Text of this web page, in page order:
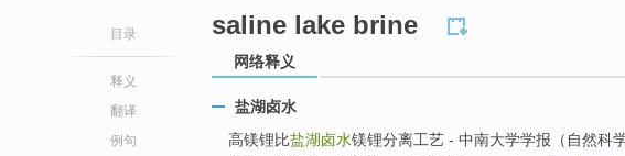
目录
释义
翻译
例句
saline lake brine
网络释义
盐湖卤水
高镁锂比盐湖卤水镁锂分离工艺 - 中南大学学报（自然科